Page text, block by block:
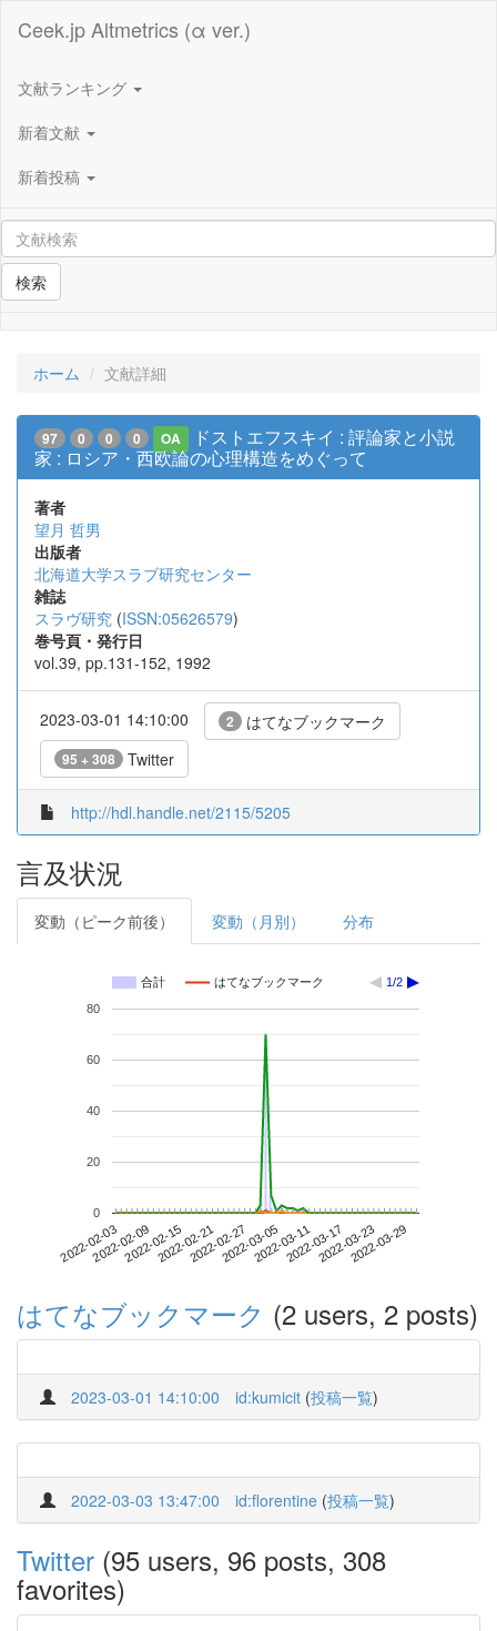
Ceek.jp Altmetrics (α ver.)
文献ランキング
新着文献
新着投稿
検索
ホーム 文献詳細
97 0 0 0 OA
ドストエフスキイ : 評論家と小説
家 : ロシア・西欧論の心理構造をめぐって
著者
望月 哲男
出版者
北海道大学スラブ研究センター
雑誌
スラヴ研究 (ISSN:05626579)
巻号頁・発行日
vol.39, pp.131-152, 1992
2023-03-01 14:10:00 2 はてなブックマーク
95 + 308 Twitter
http://hdl.handle.net/2115/5205
言及状況
変動（ピーク前後） 変動（月別） 分布
合計 はてなブックマーク 1/2
2022-02-032022-02-092022-02-152022-02-212022-02-272022-03-052022-03-112022-03-172022-03-232022-03-29
0
20
40
60
80
はてなブックマーク (2 users, 2 posts)
2023-03-01 14:10:00 id:kumicit (投稿一覧)
2022-03-03 13:47:00 id:florentine (投稿一覧)
Twitter (95 users, 96 posts, 308
favorites)